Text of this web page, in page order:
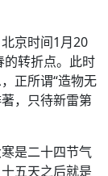
京时间1月20
的转折点。此时
正所谓“造物无
，只待新雷第
是二十四节气
五天之后就是